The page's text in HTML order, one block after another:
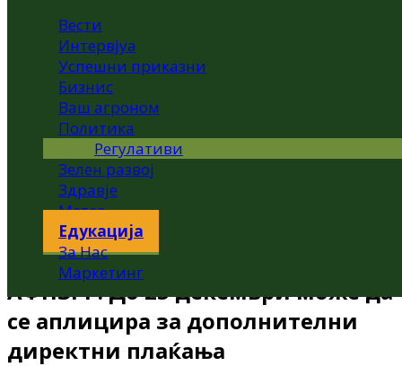
Вести
Интервјуа
Успешни приказни
Бизнис
Ваш агроном
Политика
Регулативи
Зелен развој
Здравје
Метео
Едукација
За Нас
Маркетинг
АФПЗРР: До 25 декември може да
се аплицира за дополнителни
директни плаќања